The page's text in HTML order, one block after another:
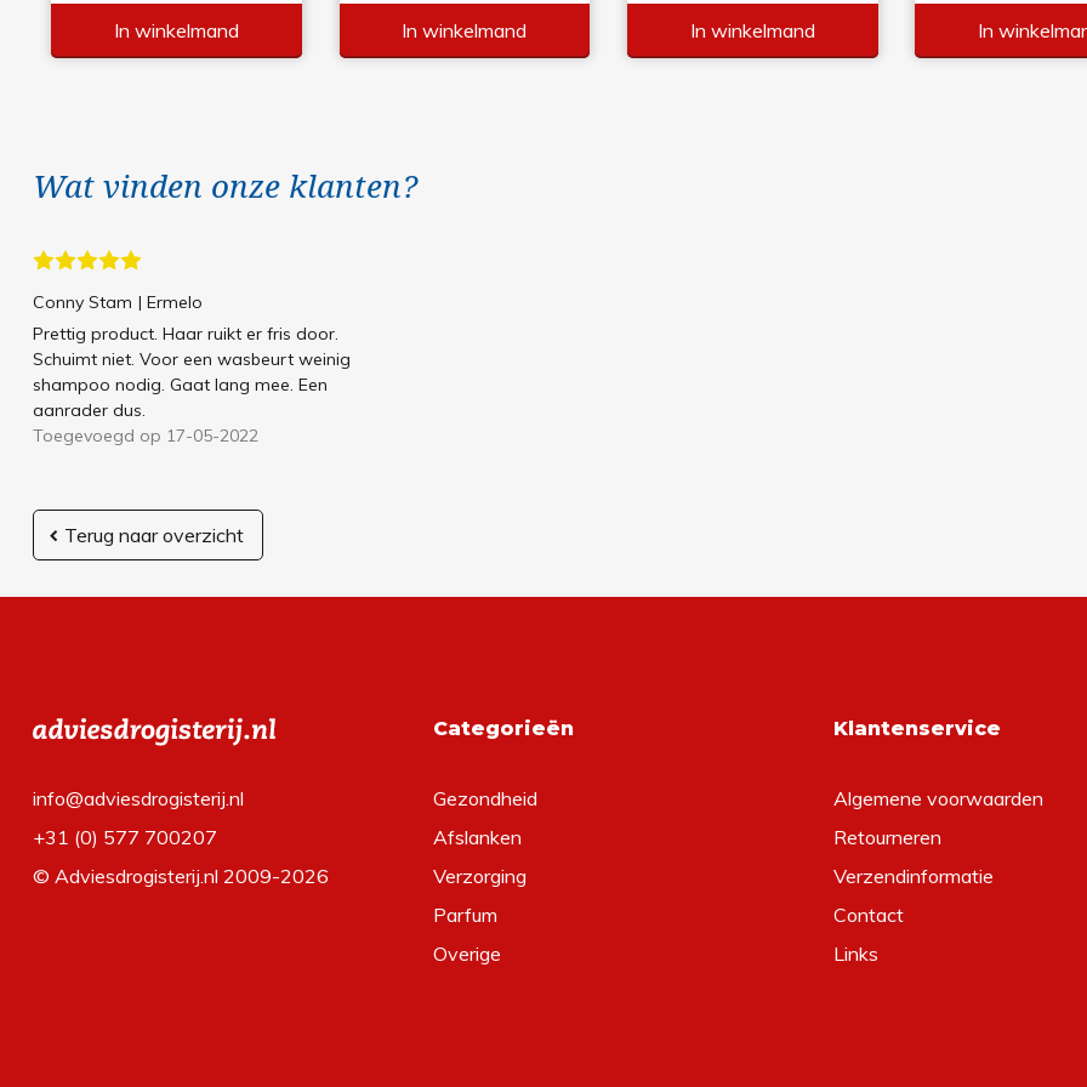
In winkelmand In winkelmand In winkelmand In
Wat vinden onze klanten?
Conny Stam | Ermelo
Prettig product. Haar ruikt er fris door.
Schuimt niet. Voor een wasbeurt weinig
shampoo nodig. Gaat lang mee. Een
aanrader dus.
Toegevoegd op 17-05-2022
Terug naar overzicht
info@adviesdrogisterij.nl
+31 (0) 577 700207
© Adviesdrogisterij.nl 2009-2026
Categorieën
Gezondheid
Afslanken
Verzorging
Parfum
Overige
Klantenservice
Algemene voorwaarden
Retourneren
Verzendinformatie
Contact
Links